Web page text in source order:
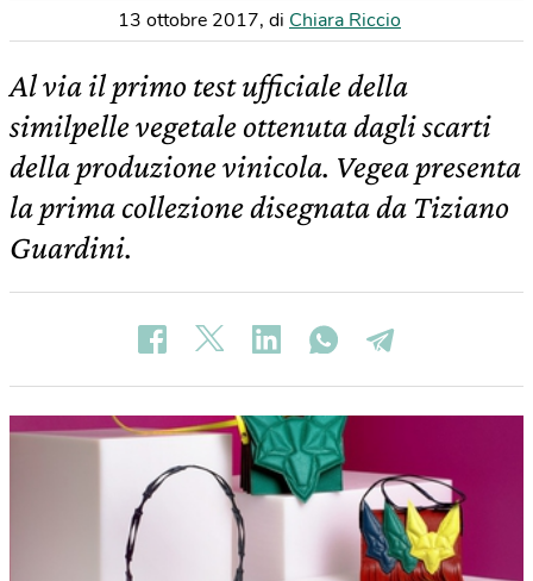
13 ottobre 2017, di Chiara Riccio
Al via il primo test ufficiale della
similpelle vegetale ottenuta dagli scarti
della produzione vinicola. Vegea presenta
la prima collezione disegnata da Tiziano
Guardini.